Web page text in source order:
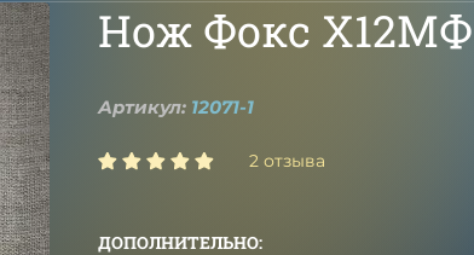
Нож Фокс Х12МФ
Артикул: 12071-1
2 отзыва
ДОПОЛНИТЕЛЬНО: